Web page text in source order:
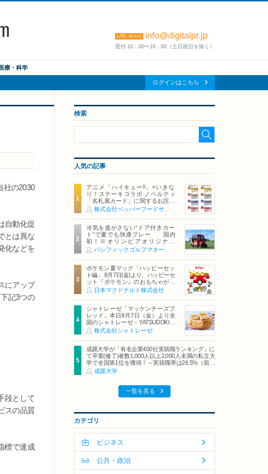
お問い合わせ info@digitalpr.jp
受付 10：00〜18：00（土日祝日を除く）
医療・科学
ログインはこちら
社の2030
自動化促
とは異な
化などを
にアップ
記3つの
段として
スの品質
標で達成
検索
人気の記事
アニメ「ハイキュー!!」×いきな
り！ステーキコラボ ノベルティ
「名札風カード」に関するお詫び
および交換対応についてのご案内
冷気を逃がさない“ドア付きカー
ト”で夏でも快適プレー 国内
初！※オリンピアオリジナル
「AirCon Cart（エアコンカー
ト）」導入 | ＰＧＭ
ポケモン夏マック「ハッピーセッ
ト編」 8月7日(金)より、ハッピーセ
ット『ポケモン』のおもちゃが期
間限定登場
日本マクドナルド株式会社
シャトレーゼ「マッケンチーズブ
レッド」本日8月7日（金）より全
国のシャトレーゼ・YATSUDOKIで
発売株式会社シャトレーゼ
成蹊大学が「有名企業400社実就職ランキング」に
て卒業(修了)者数1,000人以上2,000人未満の私立大
学で全国第1位を獲得！～実就職率は26.5%（前年
比＋4.3pt）に伸長、東京の私立大学でも10位にラ
ンクイン～
成蹊大学
一覧を見る
カテゴリ
ビジネス
公共・政治